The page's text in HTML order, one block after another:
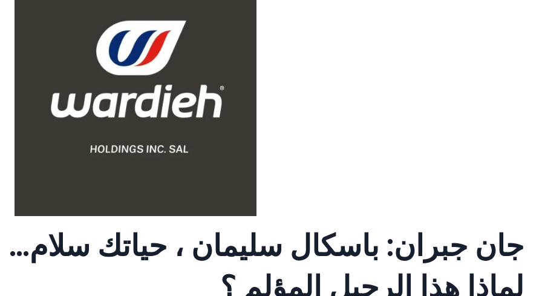
جان جبران: باسكال سليمان ، حياتك سلام…
لماذا هذا الرحيل المؤلم ؟